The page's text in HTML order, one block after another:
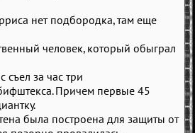
нет подбородка, там еще
человек, который обыграл
за час три
Причем первые 45
была построена для защиты от